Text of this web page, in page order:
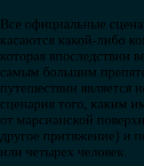
Все официальные
касаются какой-либо
которая впоследствии
самым большим
путешествии является
сценария того, каким
от марсианской
другое притяжение) и
или четырех человек.